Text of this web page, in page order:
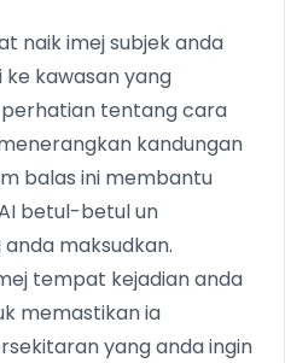
naik imej subjek anda
kawasan yang
tentang cara
kandungan
balas ini membantu
betul-betul un
maksudkan.
tempat kejadian anda
memastikan ia
yang anda ingin